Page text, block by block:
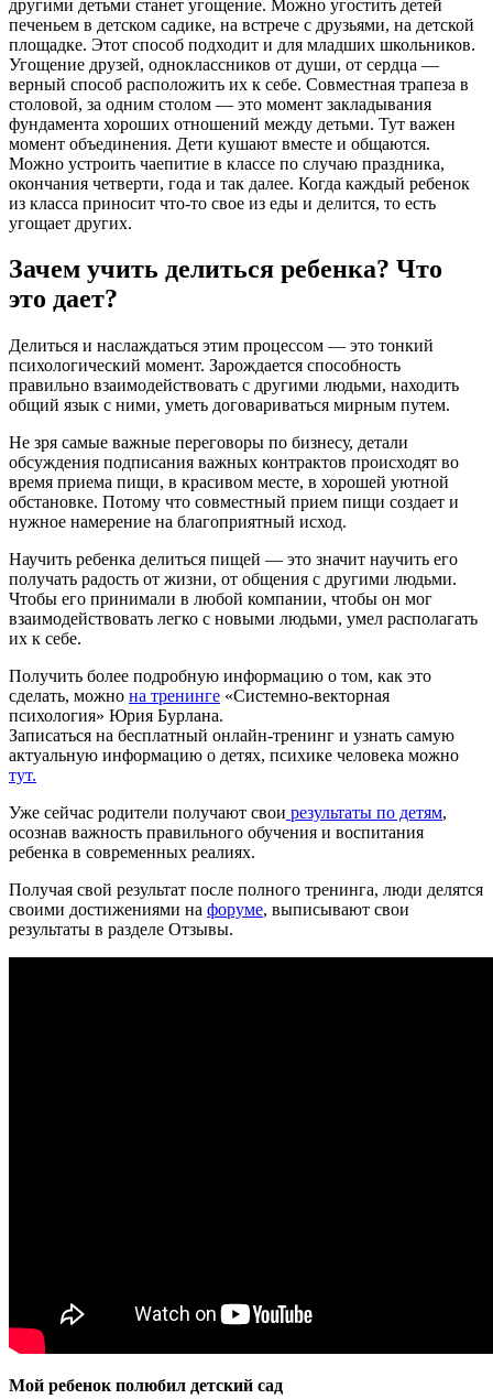
другими детьми станет угощение. Можно угостить детей
печеньем в детском садике, на встрече с друзьями, на детской
площадке. Этот способ подходит и для младших школьников.
Угощение друзей, одноклассников от души, от сердца —
верный способ расположить их к себе. Совместная трапеза в
столовой, за одним столом — это момент закладывания
фундамента хороших отношений между детьми. Тут важен
момент объединения. Дети кушают вместе и общаются.
Можно устроить чаепитие в классе по случаю праздника,
окончания четверти, года и так далее. Когда каждый ребенок
из класса приносит что-то свое из еды и делится, то есть
угощает других.
Зачем учить делиться ребенка? Что
это дает?
Делиться и наслаждаться этим процессом — это тонкий
психологический момент. Зарождается способность
правильно взаимодействовать с другими людьми, находить
общий язык с ними, уметь договариваться мирным путем.
Не зря самые важные переговоры по бизнесу, детали
обсуждения подписания важных контрактов происходят во
время приема пищи, в красивом месте, в хорошей уютной
обстановке. Потому что совместный прием пищи создает и
нужное намерение на благоприятный исход.
Научить ребенка делиться пищей — это значит научить его
получать радость от жизни, от общения с другими людьми.
Чтобы его принимали в любой компании, чтобы он мог
взаимодействовать легко с новыми людьми, умел располагать
их к себе.
Получить более подробную информацию о том, как это
сделать, можно на тренинге «Системно-векторная
психология» Юрия Бурлана.
Записаться на бесплатный онлайн-тренинг и узнать самую
актуальную информацию о детях, психике человека можно
тут.
Уже сейчас родители получают свои результаты по детям,
осознав важность правильного обучения и воспитания
ребенка в современных реалиях.
Получая свой результат после полного тренинга, люди делятся
своими достижениями на форуме, выписывают свои
результаты в разделе Отзывы.
Мой ребенок полюбил детский сад